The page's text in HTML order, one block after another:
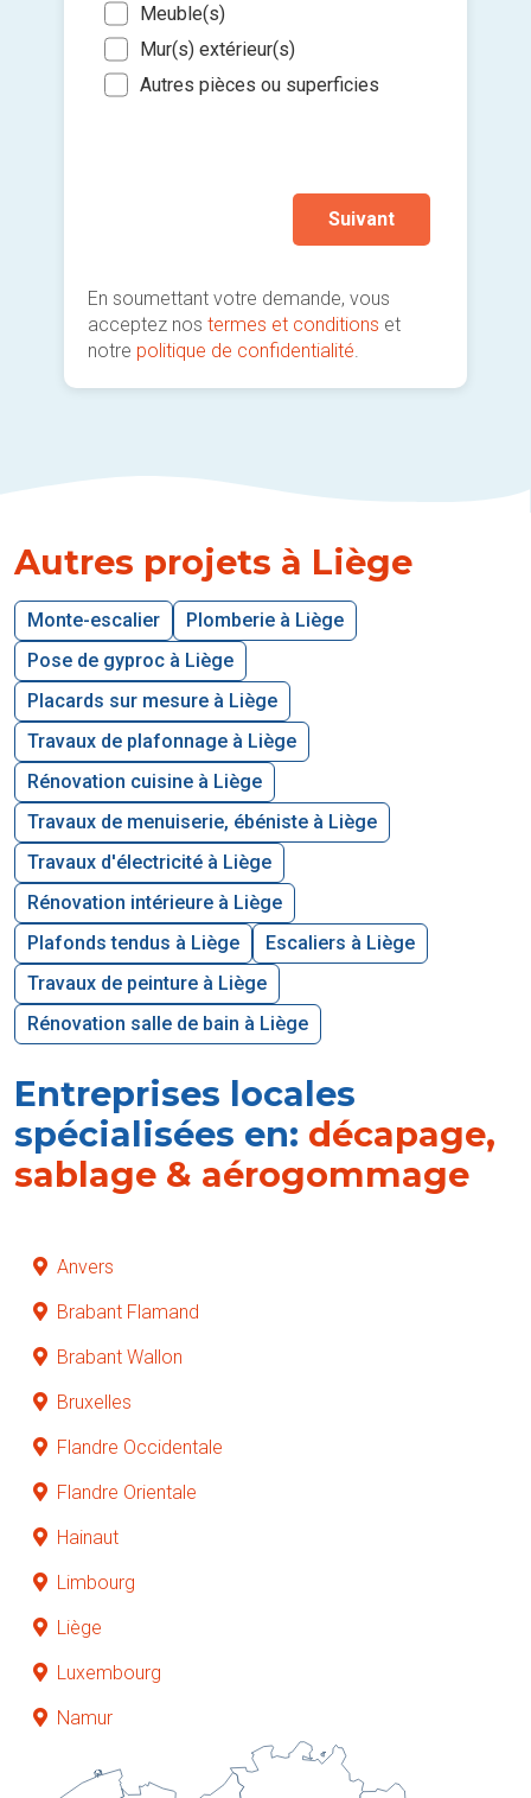
Meuble(s)
Mur(s) extérieur(s)
Autres pièces ou superficies
Suivant
En soumettant votre demande, vous
acceptez nostermes et conditions et
notre politique de confidentialité
Autres projets à Liège
Monte-escalier
Plomberie à Liège
Pose de gyproc à Liège
Placards sur mesure à Liège
Travaux de plafonnage à Liège
Rénovation cuisine à Liège
Travaux de menuiserie, ébéniste à Liège
Travaux d'électricité à Liège
Rénovation intérieure à Liège
Plafonds tendus à Liège
Escaliers à Liège
Travaux de peinture à Liège
Rénovation salle de bain à Liège
Entreprises locales
spécialisées en: décapage,
sablage & aérogommage
Anvers
Brabant Flamand
Brabant Wallon
Bruxelles
Flandre Occidentale
Flandre Orientale
Hainaut
Limbourg
Liège
Luxembourg
Namur